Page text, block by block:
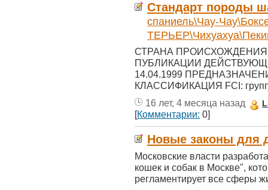
Стандарт породы
спаниель\Чау-
СТРАНА ПРОИСХОЖДЕНИЯ:
ПУБЛИКАЦИИ
14.04.1999
КЛАССИФИКАЦИЯ FCI:
16 лет, 4 месяца назад
[Комментарии: 0]
Новые законы для
Московские власти
кошек и собак в Москве",
регламентирует все сферы